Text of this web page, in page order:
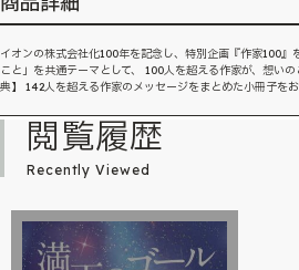
イオンの株式会社化100年を記念し、特別企画『作家100
こと」を共通テーマとして、 100人を超える作家が、想い
典】 142人を超える作家のメッセージをまとめた小冊子をお
閲覧履歴
Recently Viewed